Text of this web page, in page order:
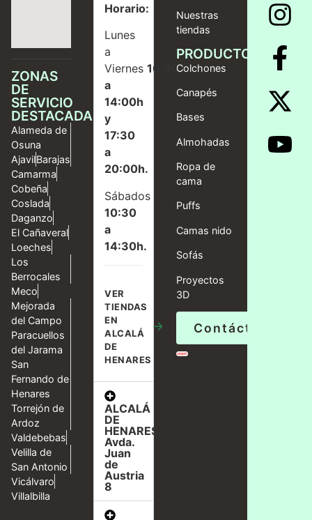
ZONAS
DE
SERVICIO
DESTACADAS
Alameda de
Osuna
AjavilBarajas
Camarma
Cobeña
Coslada
Daganzo
El Cañaveral
Loeches
Los
Berrocales
Meco
Mejorada
del Campo
Paracuellos
del Jarama
San
Fernando de
Henares
Torrejón de
Ardoz
Valdebebas
Velilla de
San Antonio
Vicálvaro
Villalbilla
Horario:
Lunes
a
Viernes10:00
a
14:00h
y
17:30
a
20:00h.
Sábados
10:30
a
14:30h.
VER
TIENDAS
EN
ALCALÁ
DE
HENARES
→
ALCALÁ
DE
HENARES,
Avda.
Juan
de
Austria
8
Nuestras
tiendas
PRODUCTOS
Colchones
Canapés
Bases
Almohadas
Ropa de
cama
Puffs
Camas nido
Sofás
Proyectos
3D
Contáctanos